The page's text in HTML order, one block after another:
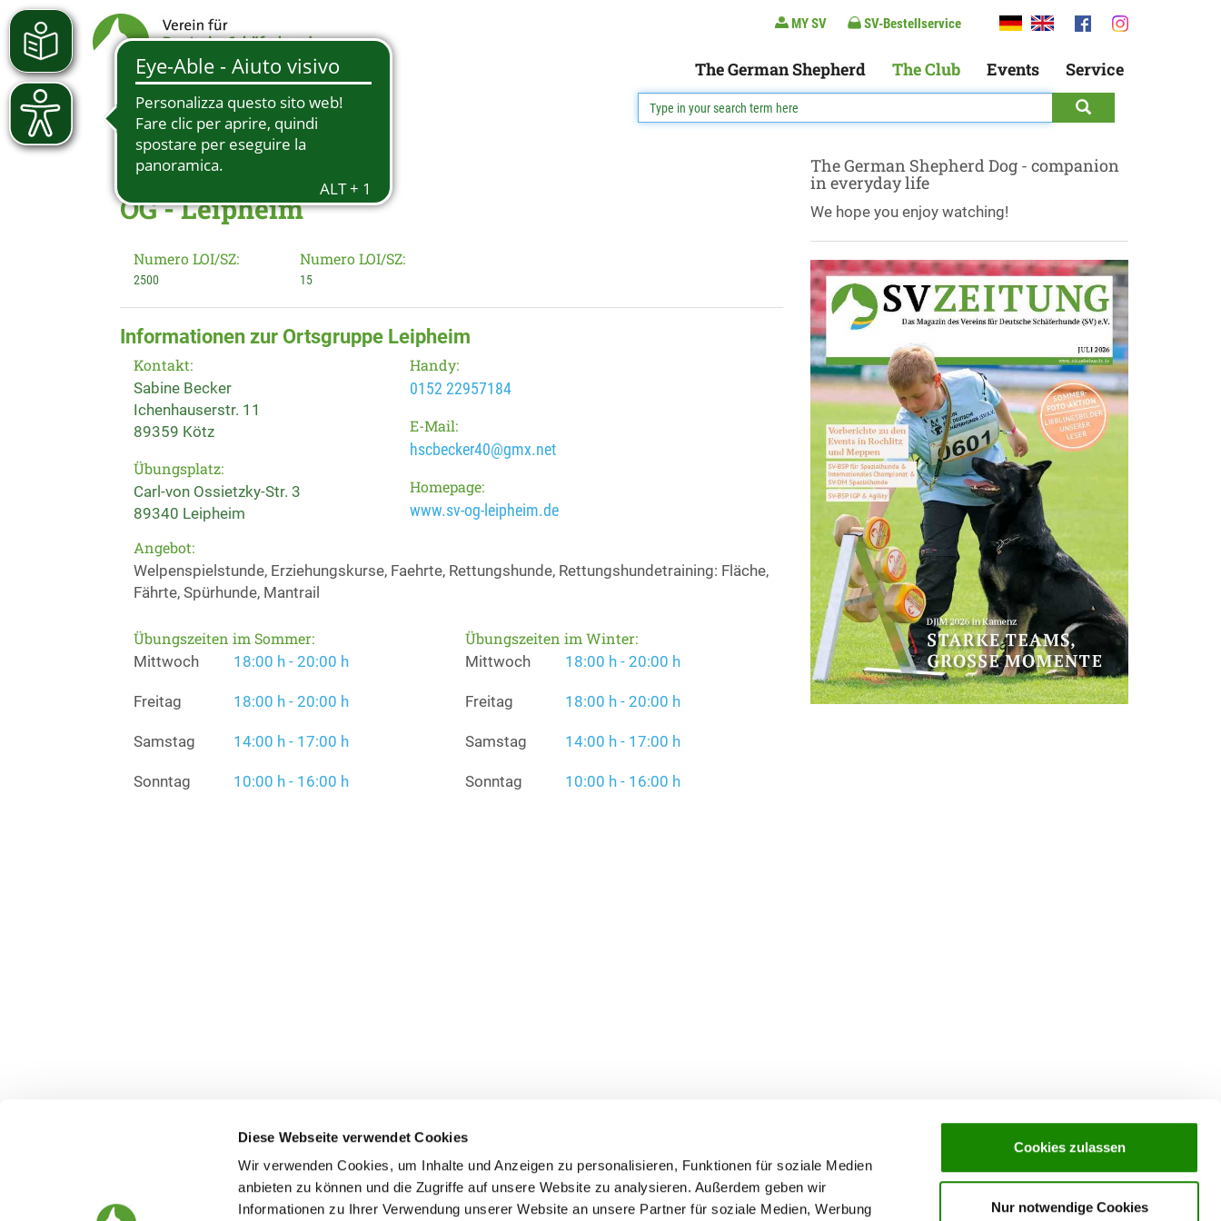
Diese Webseite verwendet Cookies
Wir verwenden Cookies, um Inhalte und Anzeigen zu personalisieren, Funktionen für soziale Medien
anbieten zu können und die Zugriffe auf unsere Website zu analysieren. Außerdem geben wir
Informationen zu Ihrer Verwendung unserer Website an unsere Partner für soziale Medien, Werbung
Cookies zulassen
Nur notwendige Cookies
MY SV SV-Bestellservice
The German Shepherd The Club Events Service
OG - Leipheim
Numero LOI/SZ:
2500
Numero LOI/SZ:
15
Informationen zur Ortsgruppe Leipheim
Kontakt:
Sabine Becker
Ichenhauserstr. 11
89359 Kötz
Übungsplatz:
Carl-von Ossietzky-Str. 3
89340 Leipheim
Handy:
0152 22957184
E-Mail:
hscbecker40@gmx.net
Homepage:
www.sv-og-leipheim.de
Angebot:
Welpenspielstunde, Erziehungskurse, Faehrte, Rettungshunde, Rettungshundetraining: Fläche,
Fährte, Spürhunde, Mantrail
Übungszeiten im Sommer:
Mittwoch 18:00 h - 20:00 h
Freitag 18:00 h - 20:00 h
Samstag 14:00 h - 17:00 h
Sonntag 10:00 h - 16:00 h
Übungszeiten im Winter:
Mittwoch 18:00 h - 20:00 h
Freitag 18:00 h - 20:00 h
Samstag 14:00 h - 17:00 h
Sonntag 10:00 h - 16:00 h
The German Shepherd Dog - companion
in everyday life
We hope you enjoy watching!